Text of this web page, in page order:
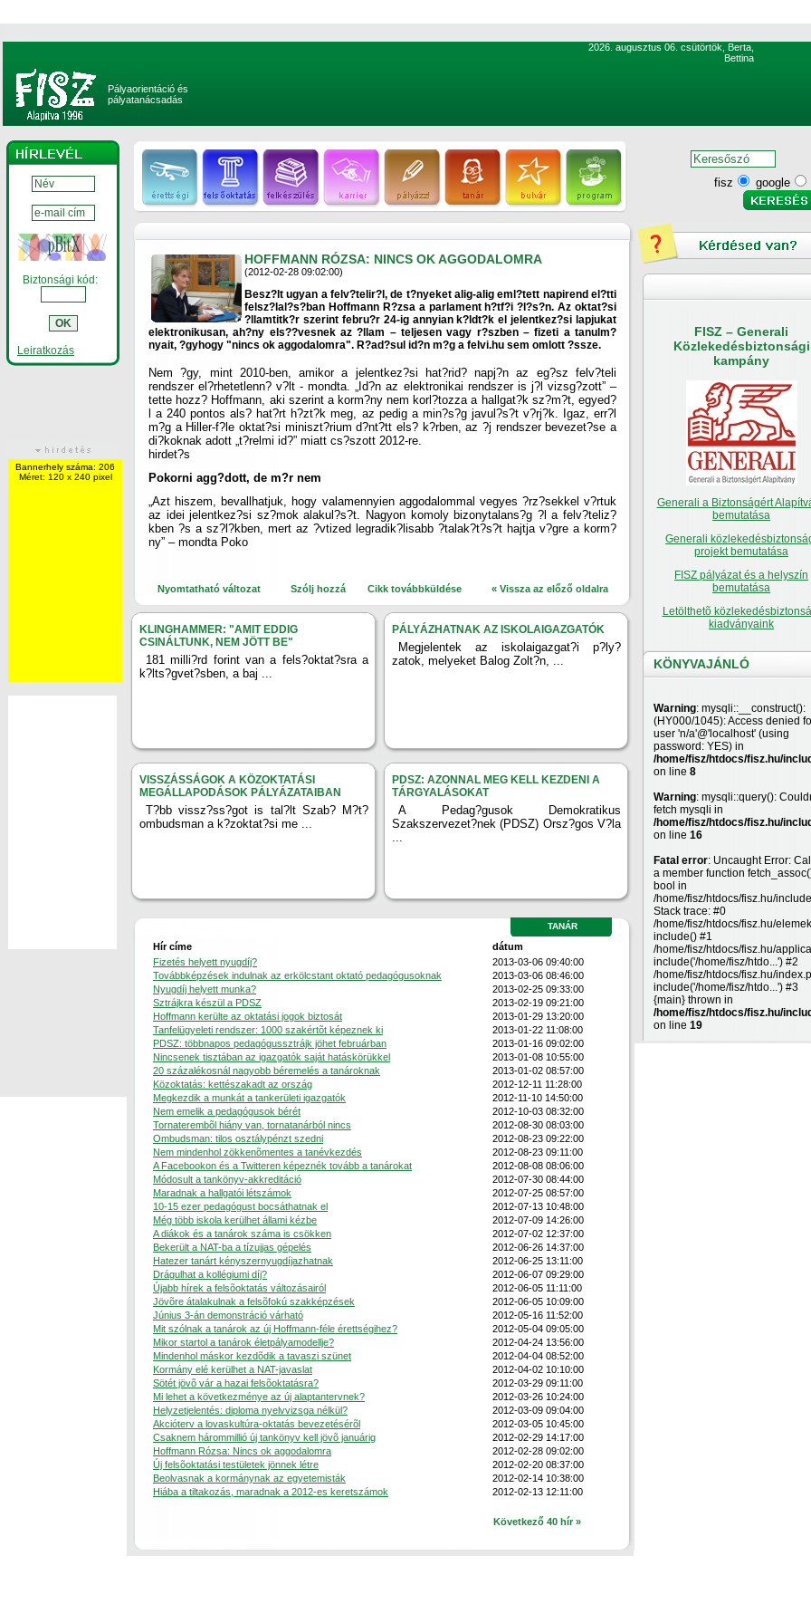
2026. augusztus 06. csütörtök, Berta,
Bettina
Pályaorientáció és
pályatanácsadás
Biztonsági kód:
Leiratkozás
Bannerhely száma: 206
Méret: 120 x 240 pixel
HOFFMANN RÓZSA: NINCS OK AGGODALOMRA
(2012-02-28 09:02:00)
Besz?lt ugyan a felv?telir?l, de t?nyeket alig-alig eml?tett napirend el?tti
felsz?lal?s?ban Hoffmann R?zsa a parlament h?tf?i ?l?s?n. Az oktat?si
?llamtitk?r szerint febru?r 24-ig annyian k?ldt?k el jelentkez?si lapjukat
elektronikusan, ah?ny els??vesnek az ?llam – teljesen vagy r?szben – fizeti a tanulm?
nyait, ?gyhogy "nincs ok aggodalomra". R?ad?sul id?n m?g a felvi.hu sem omlott ?ssze.
Nem ?gy, mint 2010-ben, amikor a jelentkez?si hat?rid? napj?n az eg?sz felv?teli
rendszer el?rhetetlenn? v?lt - mondta. „Id?n az elektronikai rendszer is j?l vizsg?zott” –
tette hozz? Hoffmann, aki szerint a korm?ny nem korl?tozza a hallgat?k sz?m?t, egyed?
l a 240 pontos als? hat?rt h?zt?k meg, az pedig a min?s?g javul?s?t v?rj?k. Igaz, err?l
m?g a Hiller-f?le oktat?si miniszt?rium d?nt?tt els? k?rben, az ?j rendszer bevezet?se a
di?koknak adott „t?relmi id?” miatt cs?szott 2012-re.
hirdet?s
Pokorni agg?dott, de m?r nem
„Azt hiszem, bevallhatjuk, hogy valamennyien aggodalommal vegyes ?rz?sekkel v?rtuk
az idei jelentkez?si sz?mok alakul?s?t. Nagyon komoly bizonytalans?g ?l a felv?teliz?
kben ?s a sz?l?kben, mert az ?vtized legradik?lisabb ?talak?t?s?t hajtja v?gre a korm?
ny” – mondta Poko
Nyomtatható változat Szólj hozzá Cikk továbbküldése « Vissza az előző oldalra
KLINGHAMMER: "AMIT EDDIG
CSINÁLTUNK, NEM JÖTT BE"
181 milli?rd forint van a fels?oktat?sra a
k?lts?gvet?sben, a baj ...
PÁLYÁZHATNAK AZ ISKOLAIGAZGATÓK
Megjelentek az iskolaigazgat?i p?ly?
zatok, melyeket Balog Zolt?n, ...
VISSZÁSSÁGOK A KÖZOKTATÁSI
MEGÁLLAPODÁSOK PÁLYÁZATAIBAN
T?bb vissz?ss?got is tal?lt Szab? M?t?
ombudsman a k?zoktat?si me ...
PDSZ: AZONNAL MEG KELL KEZDENI A
TÁRGYALÁSOKAT
A Pedag?gusok Demokratikus
Szakszervezet?nek (PDSZ) Orsz?gos V?la
...
TANÁR
Hír címe
dátum
Fizetés helyett nyugdíj?
2013-03-06 09:40:00
Továbbképzések indulnak az erkölcstant oktató pedagógusoknak
2013-03-06 08:46:00
Nyugdíj helyett munka?
2013-02-25 09:33:00
Sztrájkra készül a PDSZ
2013-02-19 09:21:00
Hoffmann kerülte az oktatási jogok biztosát
2013-01-29 13:20:00
Tanfelügyeleti rendszer: 1000 szakértõt képeznek ki
2013-01-22 11:08:00
PDSZ: többnapos pedagógussztrájk jöhet februárban
2013-01-16 09:02:00
Nincsenek tisztában az igazgatók saját hatáskörükkel
2013-01-08 10:55:00
20 százalékosnál nagyobb béremelés a tanároknak
2013-01-02 08:57:00
Közoktatás: kettészakadt az ország
2012-12-11 11:28:00
Megkezdik a munkát a tankerületi igazgatók
2012-11-10 14:50:00
Nem emelik a pedagógusok bérét
2012-10-03 08:32:00
Tornaterembõl hiány van, tornatanárból nincs
2012-08-30 08:03:00
Ombudsman: tilos osztálypénzt szedni
2012-08-23 09:22:00
Nem mindenhol zökkenõmentes a tanévkezdés
2012-08-23 09:11:00
A Facebookon és a Twitteren képeznék tovább a tanárokat
2012-08-08 08:06:00
Módosult a tankönyv-akkreditáció
2012-07-30 08:44:00
Maradnak a hallgatói létszámok
2012-07-25 08:57:00
10-15 ezer pedagógust bocsáthatnak el
2012-07-13 10:48:00
Még több iskola kerülhet állami kézbe
2012-07-09 14:26:00
A diákok és a tanárok száma is csökken
2012-07-02 12:37:00
Bekerült a NAT-ba a tízujjas gépelés
2012-06-26 14:37:00
Hatezer tanárt kényszernyugdíjazhatnak
2012-06-25 13:11:00
Drágulhat a kollégiumi díj?
2012-06-07 09:29:00
Újabb hírek a felsõoktatás változásairól
2012-06-05 11:11:00
Jövõre átalakulnak a felsõfokú szakképzések
2012-06-05 10:09:00
Június 3-án demonstráció várható
2012-05-16 11:52:00
Mit szólnak a tanárok az új Hoffmann-féle érettségihez?
2012-05-04 09:05:00
Mikor startol a tanárok életpályamodellje?
2012-04-24 13:56:00
Mindenhol máskor kezdõdik a tavaszi szünet
2012-04-04 08:52:00
Kormány elé kerülhet a NAT-javaslat
2012-04-02 10:10:00
Sötét jövõ vár a hazai felsõoktatásra?
2012-03-29 09:11:00
Mi lehet a következménye az új alaptantervnek?
2012-03-26 10:24:00
Helyzetjelentés: diploma nyelvvizsga nélkül?
2012-03-09 09:04:00
Akcióterv a lovaskultúra-oktatás bevezetésérõl
2012-03-05 10:45:00
Csaknem hárommillió új tankönyv kell jövõ januárig
2012-02-29 14:17:00
Hoffmann Rózsa: Nincs ok aggodalomra
2012-02-28 09:02:00
Új felsõoktatási testületek jönnek létre
2012-02-20 08:37:00
Beolvasnak a kormánynak az egyetemisták
2012-02-14 10:38:00
Hiába a tiltakozás, maradnak a 2012-es keretszámok
2012-02-13 12:11:00
Következő 40 hír »
fisz google
FISZ – Generali
Közlekedésbiztonsági
kampány
Generali a Biztonságért
bemutatása
Generali
projekt bemutatása
FISZ pályázat és a helyszín
bemutatása
Letölthetõ
kiadványaink
KÖNYVAJÁNLÓ
Warning: mysqli::__construct():
(HY000/1045): Access denied
user 'n/a'@'localhost' (using
password: YES) in
/home/fisz/htdocs/fisz.hu/
on line 8
Warning: mysqli::query():
fetch mysqli in
/home/fisz/htdocs/fisz.hu/
on line 16
Fatal error: Uncaught Error:
a member function
bool in
/home/fisz/htdocs/fisz.hu/
Stack trace: #0
/home/fisz/htdocs/fisz.hu/
include() #1
/home/fisz/htdocs/fisz.hu/
include('/home/fisz/htdo...') #2
/home/fisz/htdocs/fisz.hu/
include('/home/fisz/htdo...') #3
{main} thrown in
/home/fisz/htdocs/fisz.hu/
on line 19